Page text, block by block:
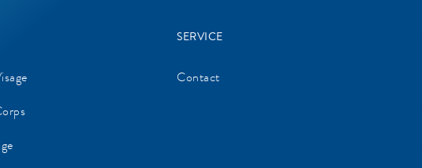
SERVICE
Contact